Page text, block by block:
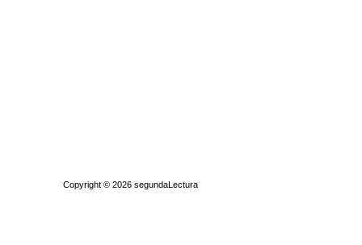
Copyright © 2026 segundaLectura